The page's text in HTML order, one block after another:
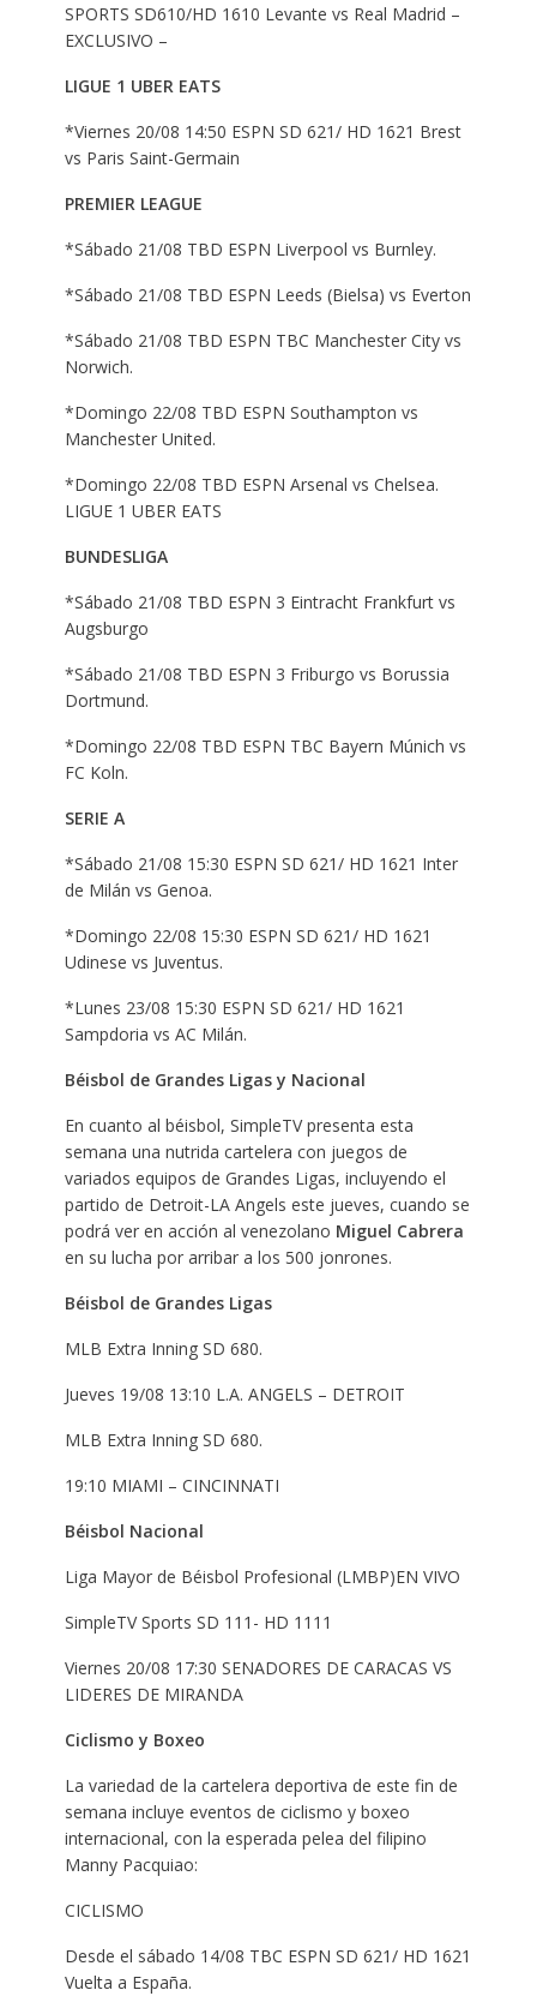
SPORTS SD610/HD 1610 Levante vs Real Madrid –
EXCLUSIVO –
LIGUE 1 UBER EATS
*Viernes 20/08 14:50 ESPN SD 621/ HD 1621 Brest
vs Paris Saint-Germain
PREMIER LEAGUE
*Sábado 21/08 TBD ESPN Liverpool vs Burnley.
*Sábado 21/08 TBD ESPN Leeds (Bielsa) vs Everton
*Sábado 21/08 TBD ESPN TBC Manchester City vs
Norwich.
*Domingo 22/08 TBD ESPN Southampton vs
Manchester United.
*Domingo 22/08 TBD ESPN Arsenal vs Chelsea.
LIGUE 1 UBER EATS
BUNDESLIGA
*Sábado 21/08 TBD ESPN 3 Eintracht Frankfurt vs
Augsburgo
*Sábado 21/08 TBD ESPN 3 Friburgo vs Borussia
Dortmund.
*Domingo 22/08 TBD ESPN TBC Bayern Múnich vs
FC Koln.
SERIE A
*Sábado 21/08 15:30 ESPN SD 621/ HD 1621 Inter
de Milán vs Genoa.
*Domingo 22/08 15:30 ESPN SD 621/ HD 1621
Udinese vs Juventus.
*Lunes 23/08 15:30 ESPN SD 621/ HD 1621
Sampdoria vs AC Milán.
Béisbol de Grandes Ligas y Nacional
En cuanto al béisbol, SimpleTV presenta esta
semana una nutrida cartelera con juegos de
variados equipos de Grandes Ligas, incluyendo el
partido de Detroit-LA Angels este jueves, cuando se
podrá ver en acción al venezolano Miguel Cabrera
en su lucha por arribar a los 500 jonrones.
Béisbol de Grandes Ligas
MLB Extra Inning SD 680.
Jueves 19/08 13:10 L.A. ANGELS – DETROIT
MLB Extra Inning SD 680.
19:10 MIAMI – CINCINNATI
Béisbol Nacional
Liga Mayor de Béisbol Profesional (LMBP)EN VIVO
SimpleTV Sports SD 111- HD 1111
Viernes 20/08 17:30 SENADORES DE CARACAS VS
LIDERES DE MIRANDA
Ciclismo y Boxeo
La variedad de la cartelera deportiva de este fin de
semana incluye eventos de ciclismo y boxeo
internacional, con la esperada pelea del filipino
Manny Pacquiao:
CICLISMO
Desde el sábado 14/08 TBC ESPN SD 621/ HD 1621
Vuelta a España.